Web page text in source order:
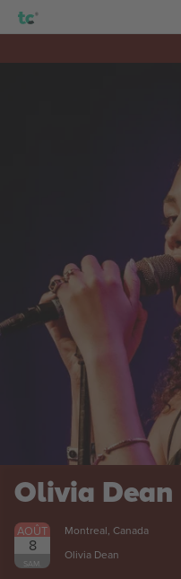
Olivia Dean
AOÛT
8
SAM.
Montreal, Canada
Olivia Dean